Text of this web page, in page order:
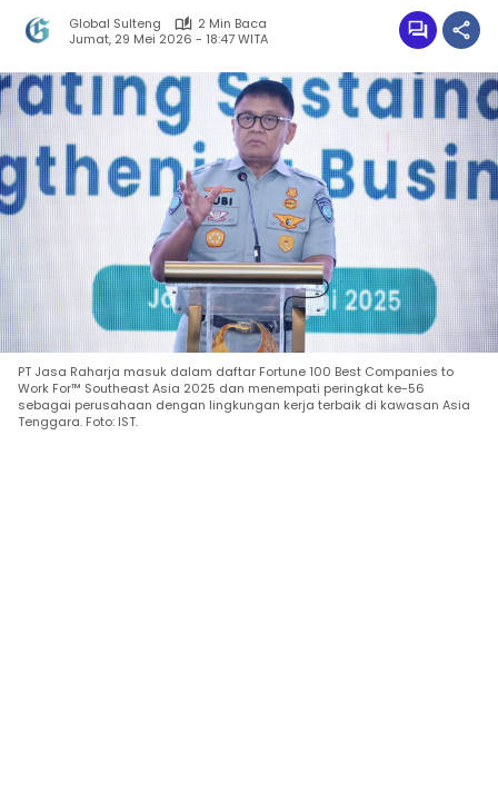
Global Sulteng
2 Min Baca
Jumat, 29 Mei 2026 - 18:47 WITA
PT Jasa Raharja masuk dalam daftar Fortune 100 Best Companies to
Work For™ Southeast Asia 2025 dan menempati peringkat ke-56
sebagai perusahaan dengan lingkungan kerja terbaik di kawasan Asia
Tenggara. Foto: IST.